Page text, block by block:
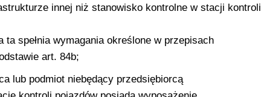
innej niż stanowisko kontrolne w stacji kontroli
ta spełnia wymagania określone w przepisach
art. 84b;
lub podmiot niebędący przedsiębiorcą